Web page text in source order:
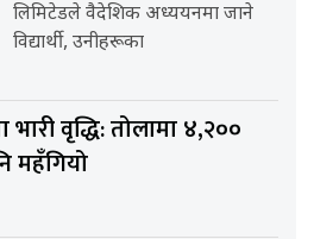
लिमिटेडले वैदेशिक अध्ययनमा जाने
विद्यार्थी, उनीहरूका
भारी वृद्धि: तोलामा ४,२००
महँगियो